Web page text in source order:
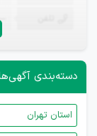
دسته‌بندی
استان تهران